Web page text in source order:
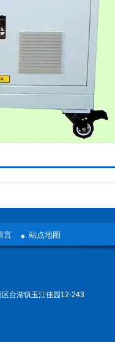
言 站点地图
台湖镇玉江佳园12-243